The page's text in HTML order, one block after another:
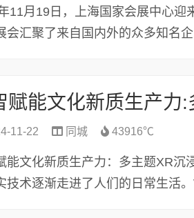
11月19日，上海国家会展中心
会汇聚了来自国内外的众多知名
11-22 同城 43916℃
能文化新质生产力：多主题XR沉
技术逐渐走进了人们的日常生活